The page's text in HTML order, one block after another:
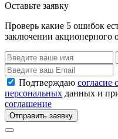
Оставьте заявку
Проверь какие 5 ошибок
заключении акционерного
Подтверждаю согласие
персональных данных и
соглашение
Отправить заявку